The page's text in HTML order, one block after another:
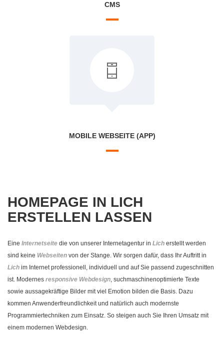
CMS
MOBILE WEBSEITE (APP)
HOMEPAGE IN LICH
ERSTELLEN LASSEN
Eine Internetseite die von unserer Internetagentur in Lich erstellt werden
sind keine Webseiten von der Stange. Wir sorgen dafür, dass Ihr Auftritt in
Lich im Internet professionell, individuell und auf Sie passend zugeschnitten
ist. Modernes responsive Webdesign, suchmaschinenoptimierte Texte
sowie aussagekräftige Bilder mit viel Emotion bilden die Basis. Dazu
kommen Anwenderfreundlichkeit und natürlich auch modernste
Programmiertechniken zum Einsatz. So steigen auch Sie Ihren Umsatz mit
einem modernen Webdesign.